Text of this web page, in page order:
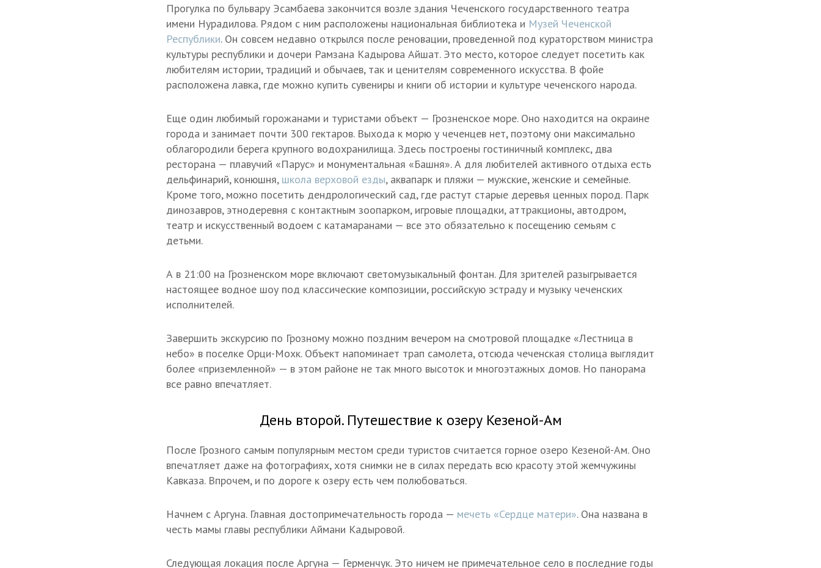
Прогулка по бульвару Эсамбаева закончится возле здания Чеченского государственного театра
имени Нурадилова. Рядом с ним расположены национальная библиотека и Музей Чеченской
Республики. Он совсем недавно открылся после реновации, проведенной под кураторством министра
культуры республики и дочери Рамзана Кадырова Айшат. Это место, которое следует посетить как
любителям истории, традиций и обычаев, так и ценителям современного искусства. В фойе
расположена лавка, где можно купить сувениры и книги об истории и культуре чеченского народа.
Еще один любимый горожанами и туристами объект — Грозненское море. Оно находится на окраине
города и занимает почти 300 гектаров. Выхода к морю у чеченцев нет, поэтому они максимально
облагородили берега крупного водохранилища. Здесь построены гостиничный комплекс, два
ресторана — плавучий «Парус» и монументальная «Башня». А для любителей активного отдыха есть
дельфинарий, конюшня, школа верховой езды, аквапарк и пляжи — мужские, женские и семейные.
Кроме того, можно посетить дендрологический сад, где растут старые деревья ценных пород. Парк
динозавров, этнодеревня с контактным зоопарком, игровые площадки, аттракционы, автодром,
театр и искусственный водоем с катамаранами — все это обязательно к посещению семьям с
детьми.
А в 21:00 на Грозненском море включают светомузыкальный фонтан. Для зрителей разыгрывается
настоящее водное шоу под классические композиции, российскую эстраду и музыку чеченских
исполнителей.
Завершить экскурсию по Грозному можно поздним вечером на смотровой площадке «Лестница в
небо» в поселке Орци-Мохк. Объект напоминает трап самолета, отсюда чеченская столица выглядит
более «приземленной» — в этом районе не так много высоток и многоэтажных домов. Но панорама
все равно впечатляет.
День второй. Путешествие к озеру Кезеной-Ам
После Грозного самым популярным местом среди туристов считается горное озеро Кезеной-Ам. Оно
впечатляет даже на фотографиях, хотя снимки не в силах передать всю красоту этой жемчужины
Кавказа. Впрочем, и по дороге к озеру есть чем полюбоваться.
Начнем с Аргуна. Главная достопримечательность города — мечеть «Сердце матери». Она названа в
честь мамы главы республики Аймани Кадыровой.
Следующая локация после Аргуна — Герменчук. Это ничем не примечательное село в последние годы